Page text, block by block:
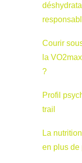
Courir
la
?
Profil
trail
La
en plus de